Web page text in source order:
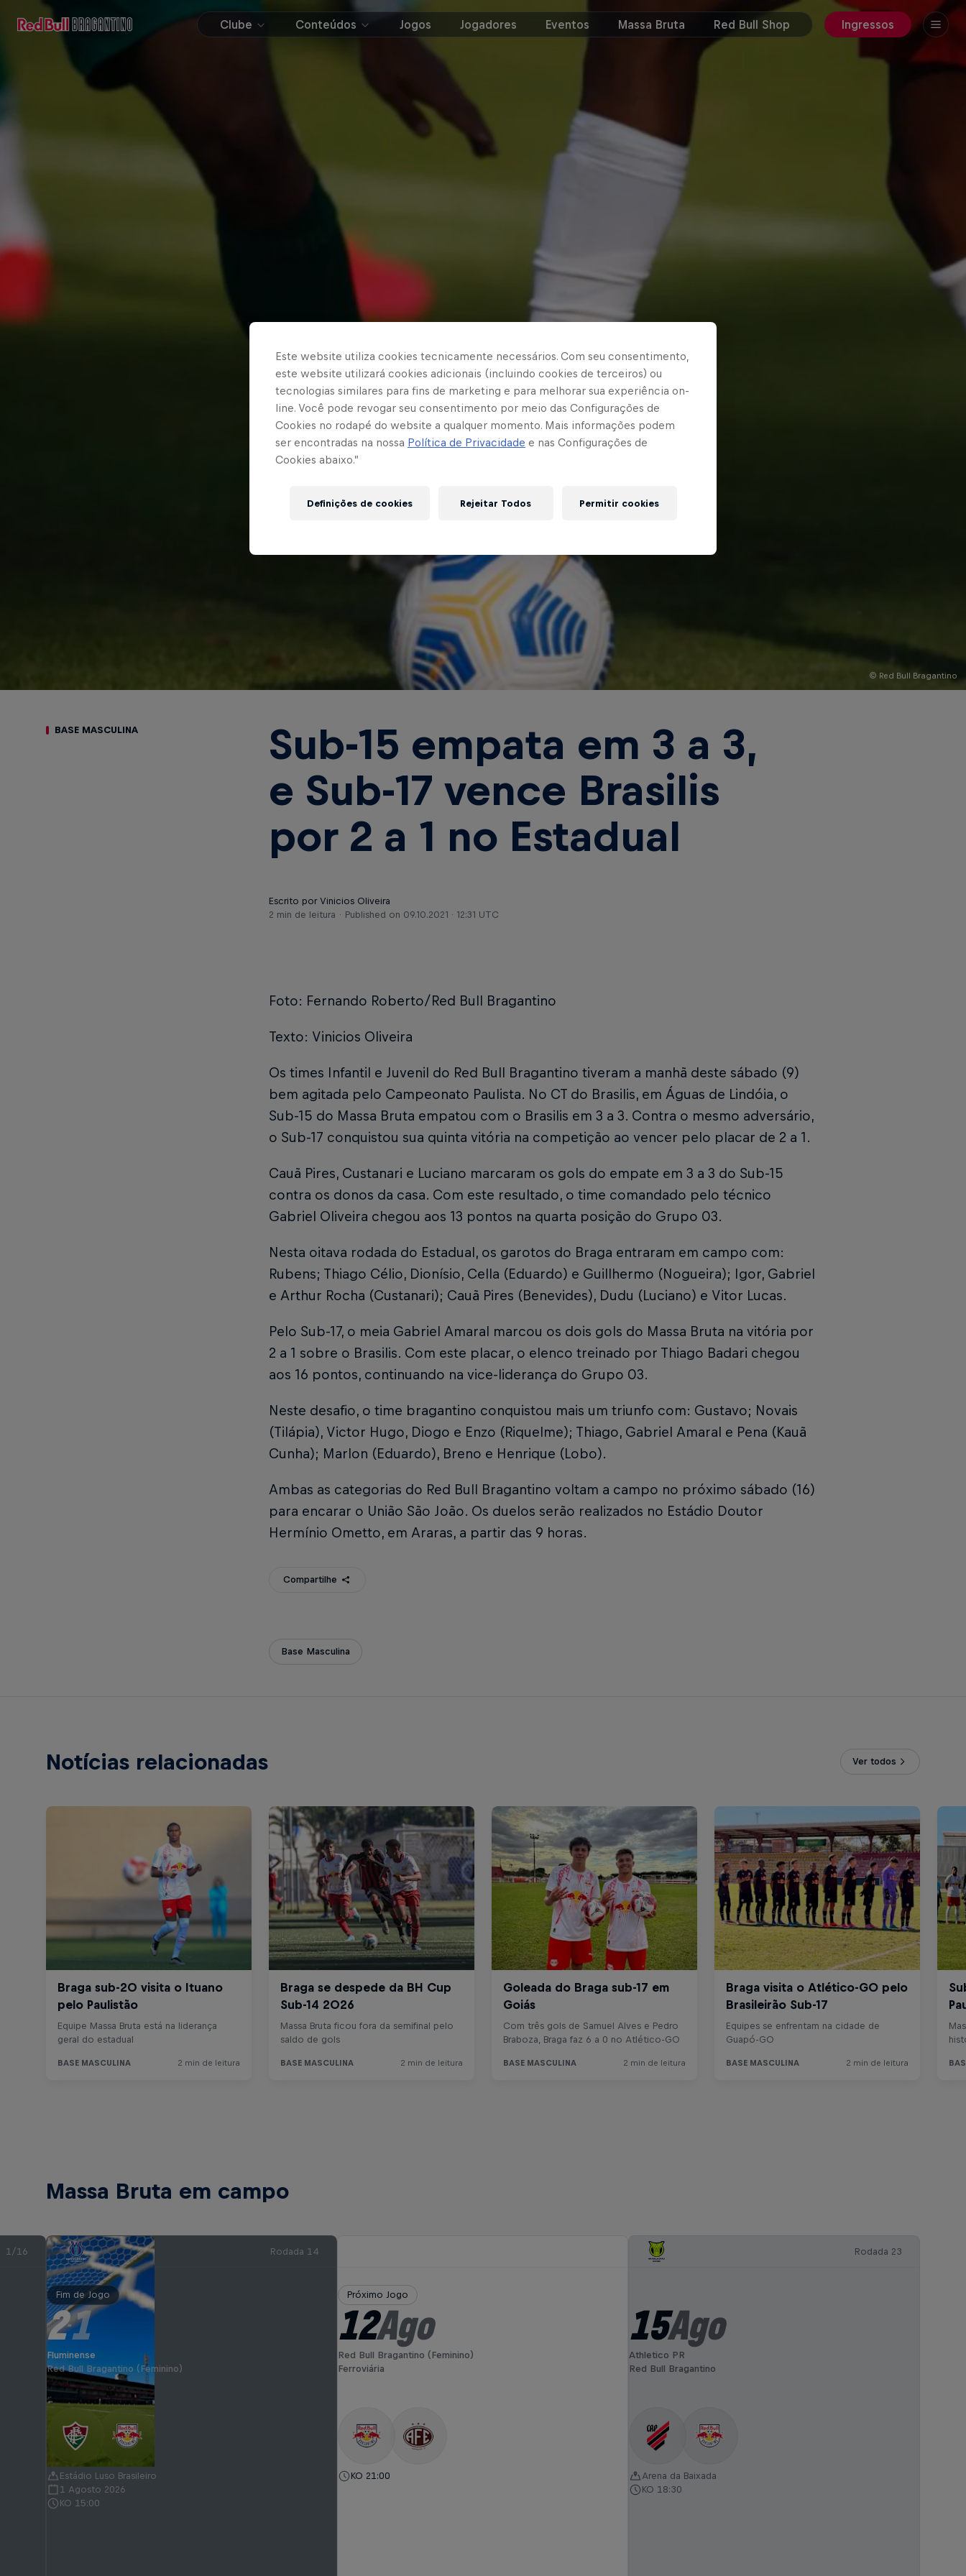
Clube Conteúdos Jogos Jogadores Eventos Massa Bruta Red Bull Shop Ingressos
© Red Bull Bragantino
BASE MASCULINA
Sub-15 empata em 3 a 3,
e Sub-17 vence Brasilis
por 2 a 1 no Estadual
Escrito por Vinicios Oliveira
2 min de leitura
Published on 09.10.2021 · 12:31 UTC
Foto: Fernando Roberto/Red Bull Bragantino
Texto: Vinicios Oliveira
Os times Infantil e Juvenil do Red Bull Bragantino tiveram a manhã deste sábado (9)
bem agitada pelo Campeonato Paulista. No CT do Brasilis, em Águas de Lindóia, o
Sub-15 do Massa Bruta empatou com o Brasilis em 3 a 3. Contra o mesmo adversário,
o Sub-17 conquistou sua quinta vitória na competição ao vencer pelo placar de 2 a 1.
Cauã Pires, Custanari e Luciano marcaram os gols do empate em 3 a 3 do Sub-15
contra os donos da casa. Com este resultado, o time comandado pelo técnico
Gabriel Oliveira chegou aos 13 pontos na quarta posição do Grupo 03.
Nesta oitava rodada do Estadual, os garotos do Braga entraram em campo com:
Rubens; Thiago Célio, Dionísio, Cella (Eduardo) e Guillhermo (Nogueira); Igor, Gabriel
e Arthur Rocha (Custanari); Cauã Pires (Benevides), Dudu (Luciano) e Vitor Lucas.
Pelo Sub-17, o meia Gabriel Amaral marcou os dois gols do Massa Bruta na vitória por
2 a 1 sobre o Brasilis. Com este placar, o elenco treinado por Thiago Badari chegou
aos 16 pontos, continuando na vice-liderança do Grupo 03.
Neste desafio, o time bragantino conquistou mais um triunfo com: Gustavo; Novais
(Tilápia), Victor Hugo, Diogo e Enzo (Riquelme); Thiago, Gabriel Amaral e Pena (Kauã
Cunha); Marlon (Eduardo), Breno e Henrique (Lobo).
Ambas as categorias do Red Bull Bragantino voltam a campo no próximo sábado (16)
para encarar o União São João. Os duelos serão realizados no Estádio Doutor
Hermínio Ometto, em Araras, a partir das 9 horas.
Compartilhe
Base Masculina
Notícias relacionadas Ver todos
Massa Bruta em campo
1/16 Rodada 14
Fim de Jogo
2-1
Fluminense
Red Bull Bragantino (Feminino)
Estádio Luso Brasileiro
1 Agosto 2026
KO 15:00
Próximo Jogo
12Ago
Red Bull Bragantino (Feminino)
Ferroviária
KO 21:00
Rodada 23
15Ago
Athletico PR
Red Bull Bragantino
Arena da Baixada
KO 18:30
Este website utiliza cookies tecnicamente necessários. Com seu consentimento,
este website utilizará cookies adicionais (incluindo cookies de terceiros) ou
tecnologias similares para fins de marketing e para melhorar sua experiência on-
line. Você pode revogar seu consentimento por meio das Configurações de
Cookies no rodapé do website a qualquer momento. Mais informações podem
ser encontradas na nossa Política de Privacidade e nas Configurações de
Cookies abaixo.”
Definições de cookies Rejeitar Todos Permitir cookies